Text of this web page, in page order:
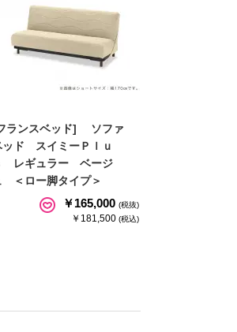
ランスベッド] ソファ
ッド スイミーＰｌｕ
レギュラー ベージ
＜ロー脚タイプ＞
￥165,000 (税抜)
￥181,500 (税込)